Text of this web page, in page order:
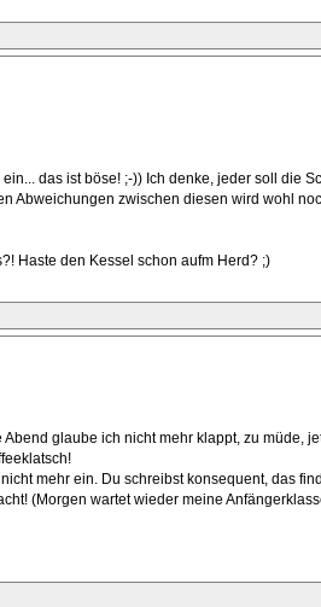
das ist böse! ;-)) Ich denke, jeder soll die
Abweichungen zwischen diesen wird wohl
Haste den Kessel schon aufm Herd? ;)
glaube ich nicht mehr klappt, zu müde,
mehr ein. Du schreibst konsequent, das
(Morgen wartet wieder meine